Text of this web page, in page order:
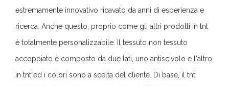
estremamente innovativo ricavato da anni di esperienza e
ricerca. Anche questo, proprio come gli altri prodotti in tnt
è totalmente personalizzabile. Il tessuto non tessuto
accoppiato è composto da due lati, uno antiscivolo e l'altro
in tnt ed i colori sono a scelta del cliente. Di base, il tnt